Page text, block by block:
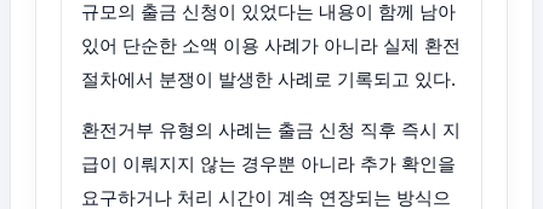
규모의 출금 신청이 있었다는 내용이 함께 남아
있어 단순한 소액 이용 사례가 아니라 실제 환전
절차에서 분쟁이 발생한 사례로 기록되고 있다.
환전거부 유형의 사례는 출금 신청 직후 즉시 지
급이 이뤄지지 않는 경우뿐 아니라 추가 확인을
요구하거나 처리 시간이 계속 연장되는 방식으